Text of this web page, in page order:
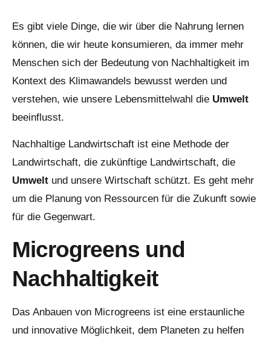
Es gibt viele Dinge, die wir über die Nahrung lernen
können, die wir heute konsumieren, da immer mehr
Menschen sich der Bedeutung von Nachhaltigkeit im
Kontext des Klimawandels bewusst werden und
verstehen, wie unsere Lebensmittelwahl die Umwelt
beeinflusst.
Nachhaltige Landwirtschaft ist eine Methode der
Landwirtschaft, die zukünftige Landwirtschaft, die
Umwelt und unsere Wirtschaft schützt. Es geht mehr
um die Planung von Ressourcen für die Zukunft sowie
für die Gegenwart.
Microgreens und
Nachhaltigkeit
Das Anbauen von Microgreens ist eine erstaunliche
und innovative Möglichkeit, dem Planeten zu helfen